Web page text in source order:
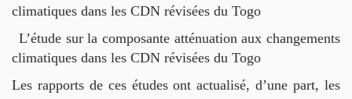
climatiques dans les CDN révisées du Togo
L’étude sur la composante atténuation aux changements
climatiques dans les CDN révisées du Togo
Les rapports de ces études ont actualisé, d’une part, les